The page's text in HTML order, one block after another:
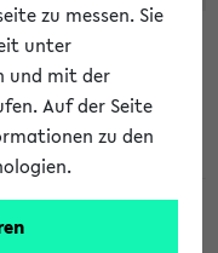
zu messen. Sie
unter
und mit der
Auf der Seite
zu den